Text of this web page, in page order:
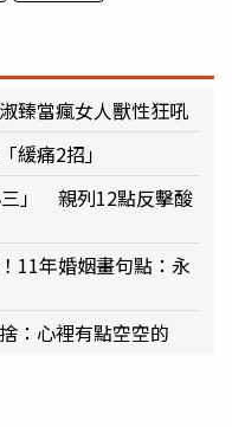
臻當瘋女人獸性狂吼
痛2招」
三」 親列12點反擊酸
11年婚姻畫句點：永
：心裡有點空空的